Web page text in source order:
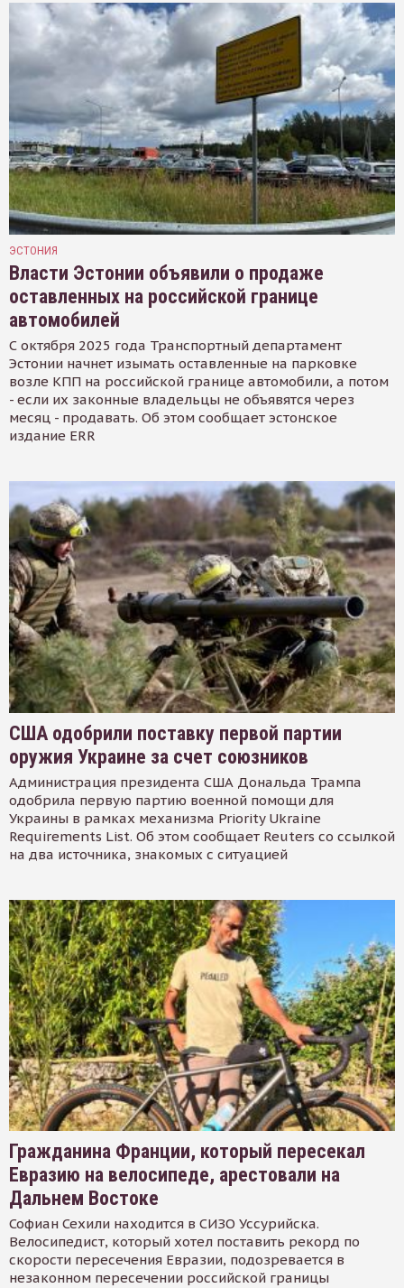
ЭСТОНИЯ
Власти Эстонии объявили о продаже
оставленных на российской границе
автомобилей
С октября 2025 года Транспортный департамент
Эстонии начнет изымать оставленные на парковке
возле КПП на российской границе автомобили, а потом
- если их законные владельцы не объявятся через
месяц - продавать. Об этом сообщает эстонское
издание ERR
США одобрили поставку первой партии
оружия Украине за счет союзников
Администрация президента США Дональда Трампа
одобрила первую партию военной помощи для
Украины в рамках механизма Priority Ukraine
Requirements List. Об этом сообщает Reuters со ссылкой
на два источника, знакомых с ситуацией
Гражданина Франции, который пересекал
Евразию на велосипеде, арестовали на
Дальнем Востоке
Софиан Сехили находится в СИЗО Уссурийска.
Велосипедист, который хотел поставить рекорд по
скорости пересечения Евразии, подозревается в
незаконном пересечении российской границы